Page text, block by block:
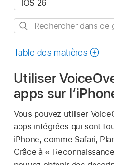
Rechercher
ce
Table des matières
Utiliser
apps sur
Vous pouvez utiliser
apps intégrées qui sont
iPhone, comme Safari,
Grâce à «